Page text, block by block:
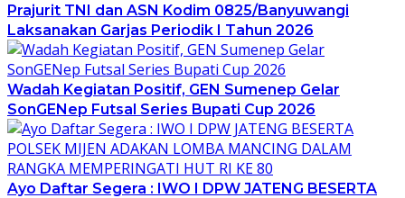
Prajurit TNI dan ASN Kodim 0825/Banyuwangi
Laksanakan Garjas Periodik I Tahun 2026
Wadah Kegiatan Positif, GEN Sumenep Gelar
SonGENep Futsal Series Bupati Cup 2026
Ayo Daftar Segera : IWO I DPW JATENG BESERTA